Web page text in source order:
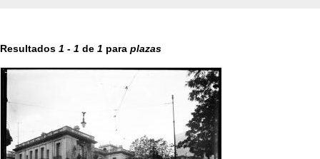
Resultados 1 - 1 de 1 para plazas